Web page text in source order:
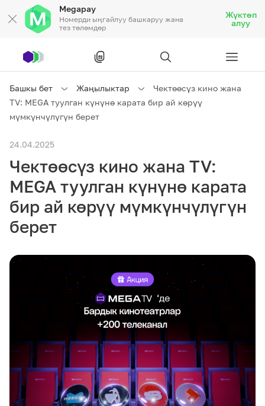
Megapay
Номерди ыңгайлуу башкаруу жана
тез төлөмдөр
Жүктөп
алуу
Жеке кардарларга
Жеке кардарларга
Ишкердик үчүн
Байланыш
Тарифтер Акциялар Роуминг
Кызматтар Көңүл ачуучу Соц. тармактар
Компания
Кызмат көрсөтүүлөр
Башкы бет Жаңылыктар
Чектөөсүз кино жана
TV: MEGA туулган күнүнө карата бир ай көрүү
мүмкүнчүлүгүн берет
24.04.2025
Чектөөсүз кино жана TV:
MEGA туулган күнүнө карата
бир ай көрүү мүмкүнчүлүгүн
берет